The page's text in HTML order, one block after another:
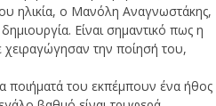
ηλικία, ο Μανόλη Αναγνωστάκης,
Είναι σημαντικό πως η
χειραγώγησαν την ποίησή του,
του εκπέμπουν ένα ήθος